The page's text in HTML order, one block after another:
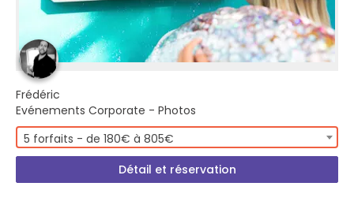
Frédéric
Evénements Corporate - Photos
5 forfaits - de 180€ à 805€
Détail et réservation